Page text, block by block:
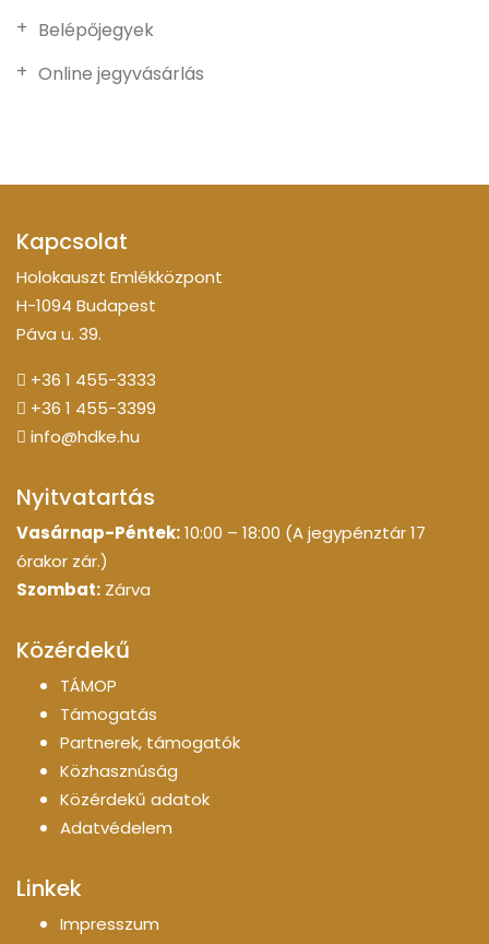
Belépőjegyek
Online jegyvásárlás
Kapcsolat
Holokauszt Emlékközpont
H-1094 Budapest
Páva u. 39.
+36 1 455-3333
+36 1 455-3399
info@hdke.hu
Nyitvatartás
Vasárnap-Péntek:10:00 – 18:00 (A jegypénztár 17
órakor zár.)
Szombat: Zárva
Közérdekű
TÁMOP
Támogatás
Partnerek, támogatók
Közhasznúság
Közérdekű adatok
Adatvédelem
Linkek
Impresszum